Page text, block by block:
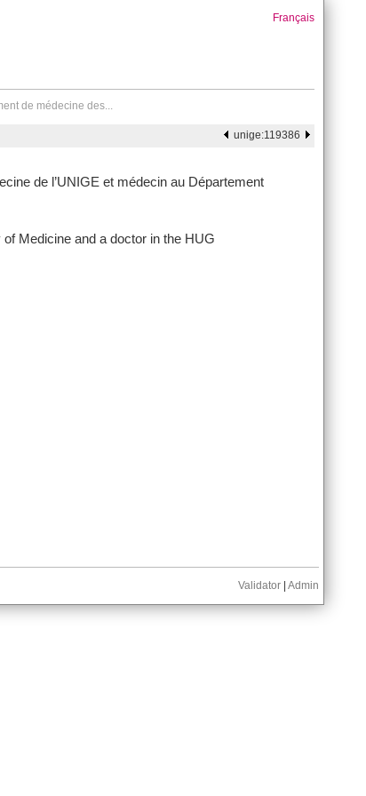
Français
de médecine des...
unige:119386
de l’UNIGE et médecin au Département
Medicine and a doctor in the HUG
Validator Admin